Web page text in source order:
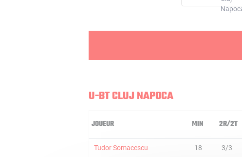
U-BT CLUJ NAPOCA
JOUEUR MIN 2R/2T
Tudor Somacescu 18 3/3